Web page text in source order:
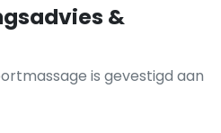
&
is gevestigd aan